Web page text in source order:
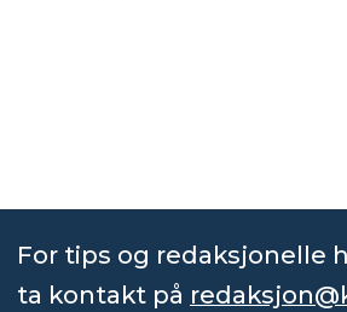
For tips og redaksjonelle
ta kontakt på